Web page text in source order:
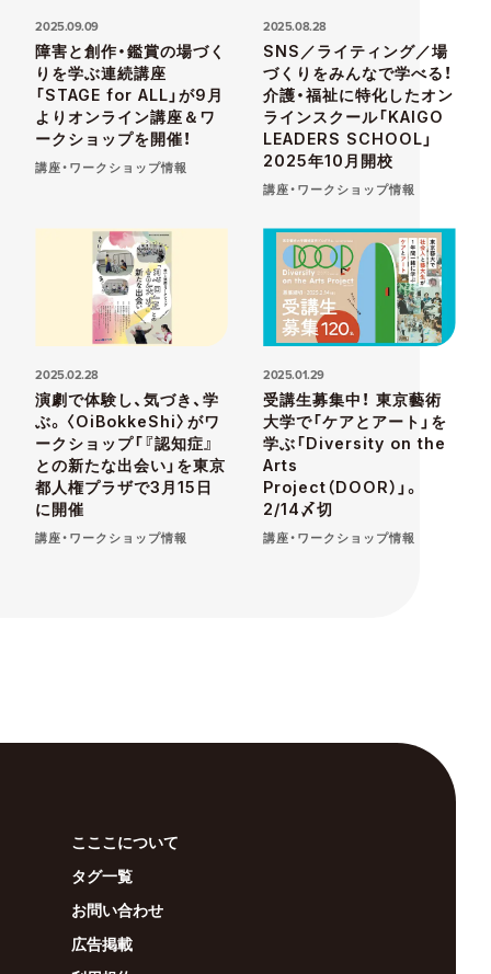
2025.09.09
障害と創作・鑑賞の場づく
りを学ぶ連続講座
「STAGE for ALL」が9月
よりオンライン講座＆ワ
ークショップを開催！
講座・ワークショップ情報
2025.08.28
SNS／ライティング／場
づくりをみんなで学べる！
介護・福祉に特化したオン
ラインスクール「KAIGO
LEADERS SCHOOL」
2025年10月開校
講座・ワークショップ情報
2025.02.28
演劇で体験し、気づき、学
ぶ。〈OiBokkeShi〉がワ
ークショップ「『認知症』
との新たな出会い」を東京
都人権プラザで3月15日
に開催
講座・ワークショップ情報
2025.01.29
受講生募集中！ 東京藝術
大学で「ケアとアート」を
学ぶ「Diversity on the
Arts
Project（DOOR）」。
2/14〆切
講座・ワークショップ情報
こここについて
タグ一覧
お問い合わせ
広告掲載